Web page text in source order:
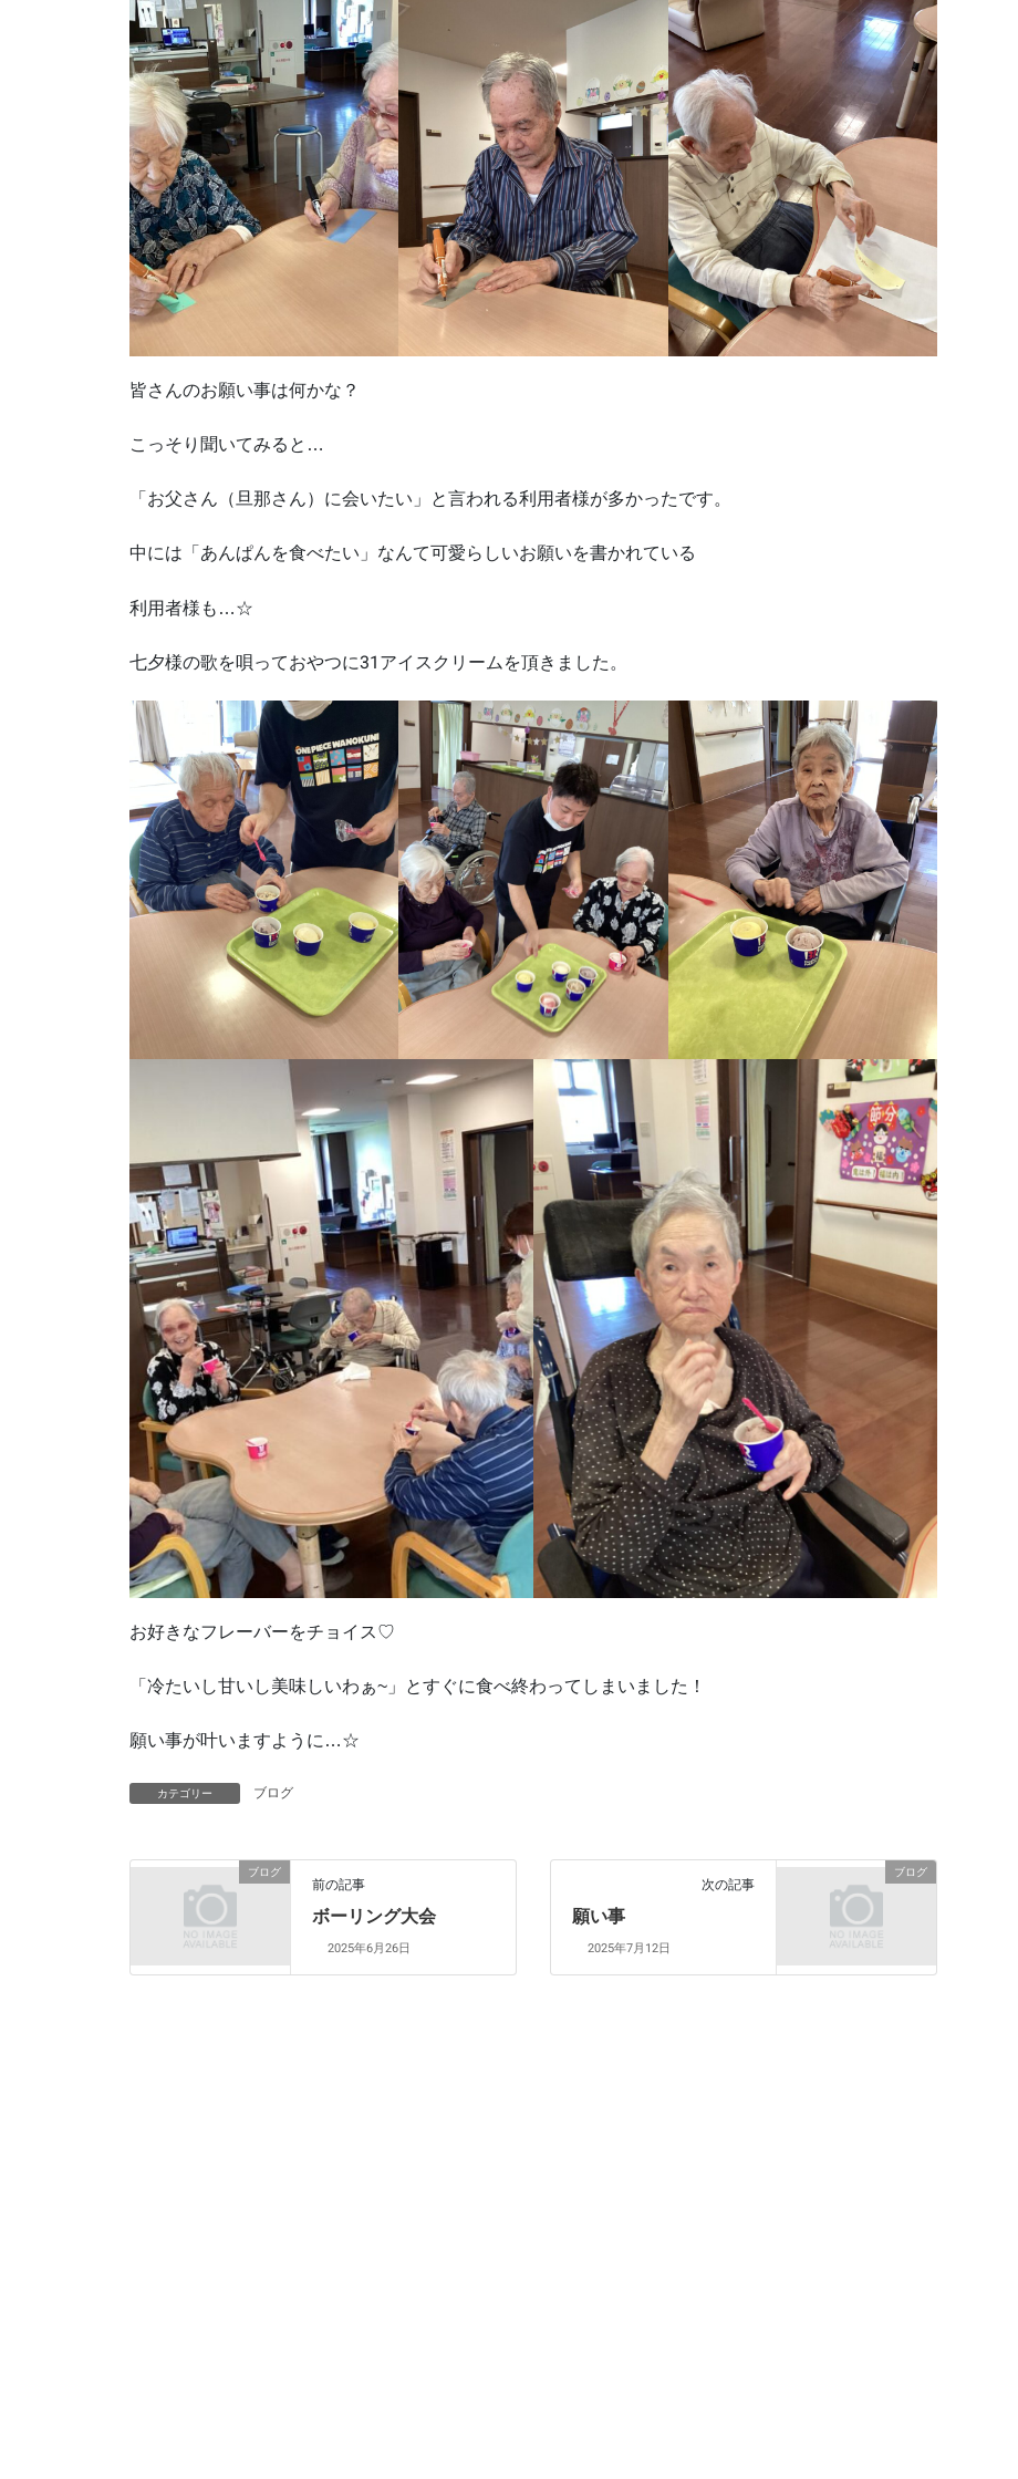
皆さんのお願い事は何かな？
こっそり聞いてみると…
「お父さん（旦那さん）に会いたい」と言われる利用者様が多かったです。
中には「あんぱんを食べたい」なんて可愛らしいお願いを書かれている
利用者様も…☆
七夕様の歌を唄っておやつに31アイスクリームを頂きました。
お好きなフレーバーをチョイス♡
「冷たいし甘いし美味しいわぁ~」とすぐに食べ終わってしまいました！
願い事が叶いますように…☆
カテゴリー ブログ
ブログ
前の記事
ボーリング大会
2025年6月26日
ブログ
次の記事
願い事
2025年7月12日